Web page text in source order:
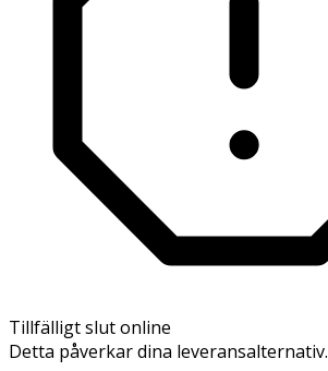
Tillfälligt slut online
Detta påverkar dina leveransalternativ.